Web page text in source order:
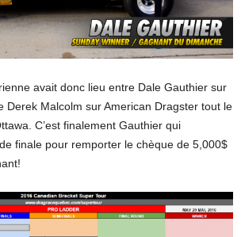
avait donc lieu entre Dale Gauthier sur
Derek Malcolm sur American Dragster tout le
C’est finalement Gauthier qui
finale pour remporter le chèque de 5,000$